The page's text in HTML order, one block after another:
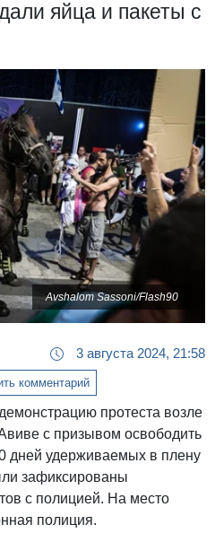
яйца и пакеты с
Avshalom Sassoni/Flash90
3 августа 2024, 21:58
комментарий
протеста возле
с призывом освободить
дней удерживаемых в плену
зафиксированы
с полицией. На место
полиция.